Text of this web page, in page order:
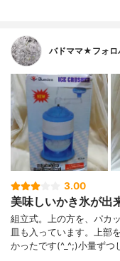
バドママ★フォ
3.00
美味しいかき氷が出
組立式。上の方を、パカ
皿も入っています。上部
かったです(^_^;)小量ずつ